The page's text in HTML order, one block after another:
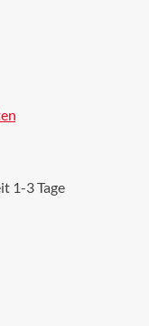
1-3 Tage